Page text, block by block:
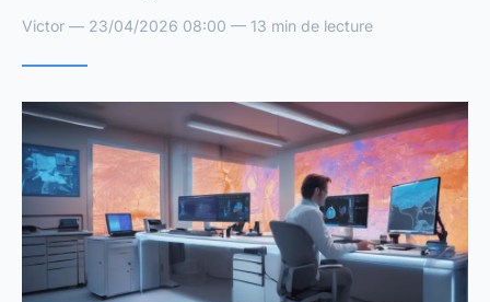
Victor — 23/04/2026 08:00 — 13 min de lecture